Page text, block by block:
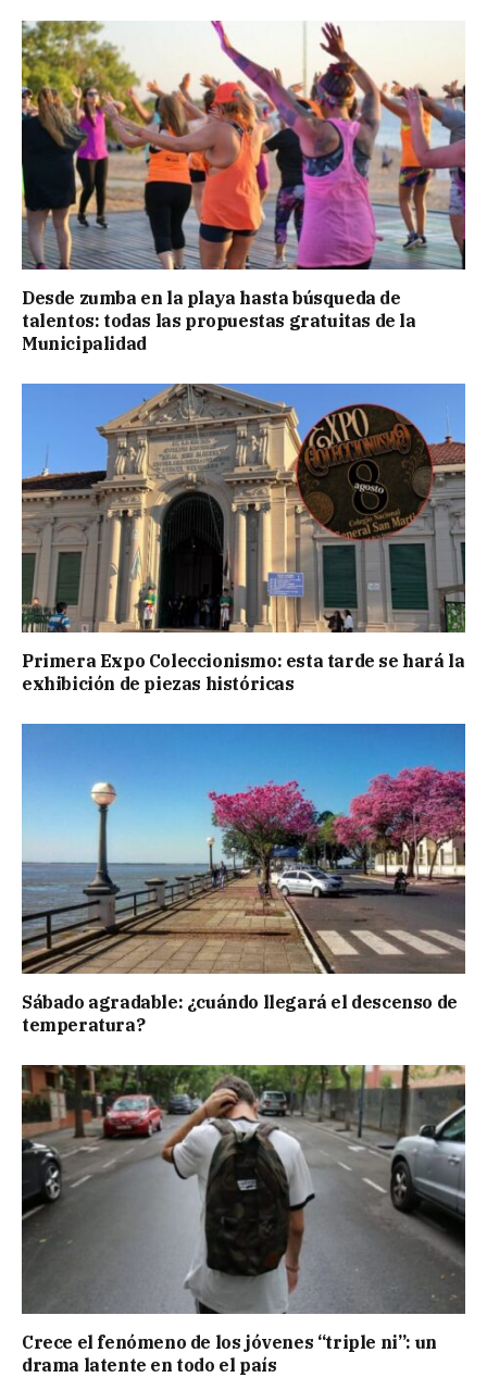
Desde zumba en la playa hasta búsqueda de
talentos: todas las propuestas gratuitas de la
Municipalidad
Primera Expo Coleccionismo: esta tarde se hará la
exhibición de piezas históricas
Sábado agradable: ¿cuándo llegará el descenso de
temperatura?
Crece el fenómeno de los jóvenes “triple ni”: un
drama latente en todo el país